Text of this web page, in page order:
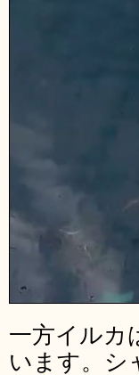
一方イルカ
います。